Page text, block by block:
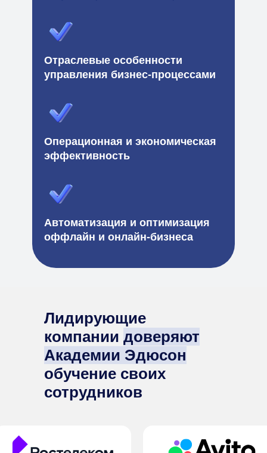
Операционная и экономическая
эффективность
Отраслевые особенности
управления бизнес-процессами
Автоматизация и оптимизация
оффлайн и онлайн-бизнеса
Лидирующие
компании доверяют
Академии Эдюсон
обучение своих
сотрудников